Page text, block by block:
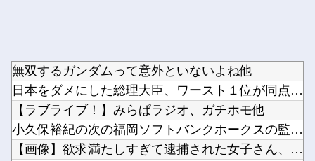
無双するガンダムって意外といないよね他
日本をダメにした総理大臣、ワースト１位が同点でこの人ｗｗｗｗ...
【ラブライブ！】みらぱラジオ、ガチホモ他
小久保裕紀の次の福岡ソフトバンクホークスの監督ｗｗｗ他
【画像】欲求満たしすぎて逮捕された女子さん、可愛いと話題にｗ...